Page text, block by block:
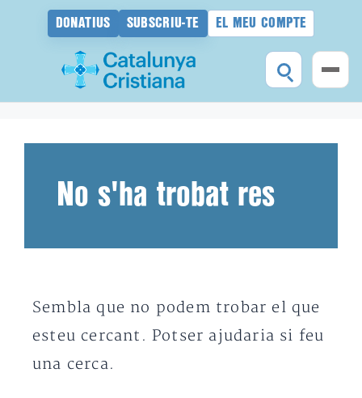
DONATIUS SUBSCRIU-TE EL MEU COMPTE
No s'ha trobat res
Sembla que no podem trobar el que
esteu cercant. Potser ajudaria si feu
una cerca.